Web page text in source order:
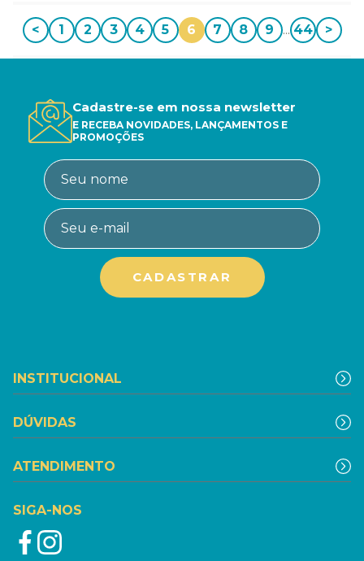
< 1 2 3 4 5 6 7 8 9 ... 44 >
Cadastre-se em nossa newsletter
E RECEBA NOVIDADES, LANÇAMENTOS E
PROMOÇÕES
INSTITUCIONAL
DÚVIDAS
ATENDIMENTO
SIGA-NOS